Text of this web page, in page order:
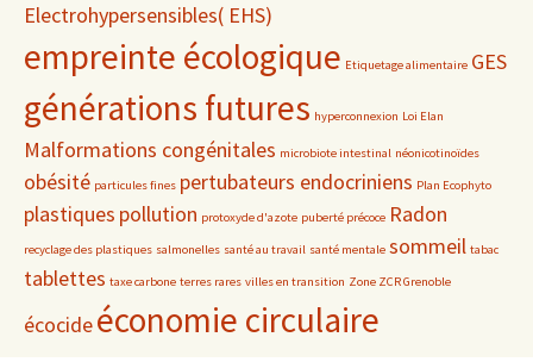
Electrohypersensibles( EHS)
empreinte écologique Etiquetage alimentaire GES
générations futures hyperconnexion Loi Elan
Malformations congénitales microbiote intestinal néonicotinoïdes
obésité particules fines pertubateurs endocriniens Plan Ecophyto
plastiques pollution protoxyde d'azote puberté précoce Radon
recyclage des plastiques salmonelles santé au travail santé mentale sommeil tabac
tablettes taxe carbone terres rares villes en transition Zone ZCR Grenoble
écocideéconomie circulaire